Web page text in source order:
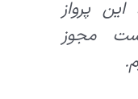
پرواز
مجوز